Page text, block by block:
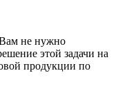
не нужно
этой задачи на
продукции по